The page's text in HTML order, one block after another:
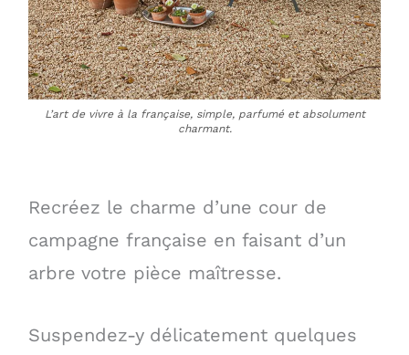
L’art de vivre à la française, simple, parfumé et absolument
charmant.
Recréez le charme d’une cour de
campagne française en faisant d’un
arbre votre pièce maîtresse.
Suspendez-y délicatement quelques